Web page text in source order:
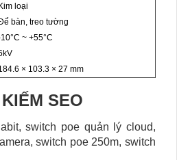
loại
bàn, treo tường
~ +55°C
× 103.3 × 27 mm
SEO
switch poe quản lý cloud,
switch poe 250m, switch